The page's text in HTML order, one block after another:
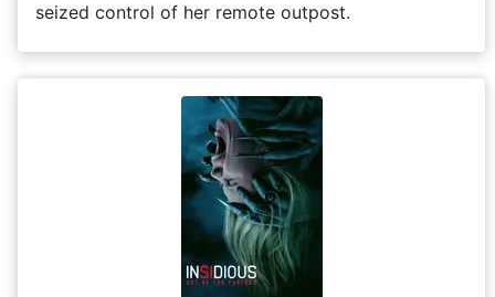
seized control of her remote outpost.